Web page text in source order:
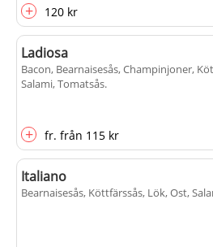
+ 120 kr
Ladiosa
Bacon, Bearnaisesås, Champinjoner,
Salami, Tomatsås.
+ fr. från 115 kr
Italiano
Bearnaisesås, Köttfärssås, Lök, Ost,